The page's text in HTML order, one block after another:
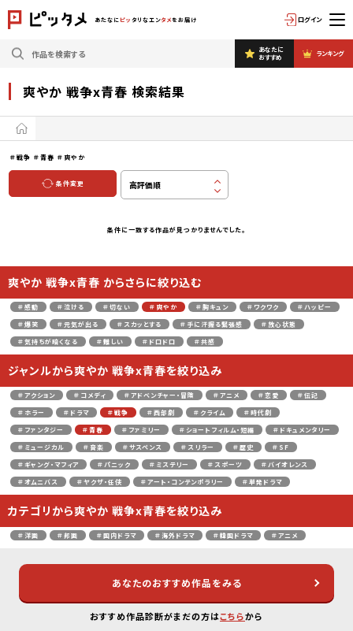
あたなに ピッ タリなエンタメをお届け ログイン
あなたに
おすすめ
ランキング
爽やか 戦争x青春 検索結果
＃戦争 ＃青春 ＃爽やか
条件変更
条件に一致する作品が見つかりませんでした。
爽やか 戦争x青春 からさらに絞り込む
＃感動 ＃泣ける ＃切ない ＃爽やか ＃胸キュン ＃ワクワク
＃ハッピー
＃爆笑
＃元気が出る ＃スカッとする ＃手に汗握る緊張感
＃放心状態
＃気持ちが暗くなる
＃難しい ＃ドロドロ ＃共感
ジャンルから爽やか 戦争x青春を絞り込み
＃アクション ＃コメディ ＃アドベンチャー・冒険 ＃アニメ ＃恋愛
＃伝記
＃ホラー
＃ドラマ ＃戦争 ＃西部劇 ＃クライム
＃時代劇
＃ファンタジー
＃青春 ＃ファミリー ＃ショートフィルム・短編
＃ドキュメンタリー
＃ミュージカル
＃音楽 ＃サスペンス ＃スリラー ＃歴史
＃SF
＃ギャング・マフィア
＃パニック ＃ミステリー ＃スポーツ
＃バイオレンス
＃オムニバス
＃ヤクザ・任侠 ＃アート・コンテンポラリー ＃単発ドラマ
カテゴリから爽やか 戦争x青春を絞り込み
＃洋画 ＃邦画 ＃国内ドラマ ＃海外ドラマ ＃韓国ドラマ ＃アニメ
あなたのおすすめ作品をみる
おすすめ作品診断がまだの方はこちらから